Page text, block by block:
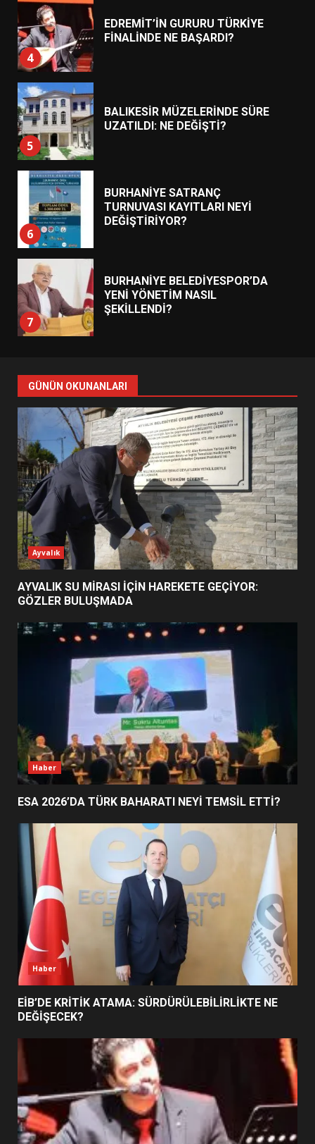
4
EDREMİT’İN GURURU TÜRKİYE
FİNALİNDE NE BAŞARDI?
5
BALIKESİR MÜZELERİNDE SÜRE
UZATILDI: NE DEĞİŞTİ?
6
BURHANİYE SATRANÇ
TURNUVASI KAYITLARI NEYİ
DEĞİŞTİRİYOR?
7
BURHANİYE BELEDİYESPOR’DA
YENİ YÖNETİM NASIL
ŞEKİLLENDİ?
1
HAREKETE GEÇİYOR: GÖZLER
BULUŞMADA
2
ESA 2026’DA TÜRK BAHARATI
NEYİ TEMSİL ETTİ?
3
EİB’DE KRİTİK ATAMA:
SÜRDÜRÜLEBİLİRLİKTE NE
DEĞİŞECEK?
EDREMİT’İN GURURU TÜRKİYE
FİNALİNDE NE BAŞARDI?
5
BALIKESİR MÜZELERİNDE SÜRE
UZATILDI: NE DEĞİŞTİ?
6
BURHANİYE SATRANÇ
TURNUVASI KAYITLARI NEYİ
DEĞİŞTİRİYOR?
7
BURHANİYE BELEDİYESPOR’DA
YENİ YÖNETİM NASIL
ŞEKİLLENDİ?
GÜNÜN OKUNANLARI
Ayvalık
AYVALIK SU MİRASI İÇİN HAREKETE GEÇİYOR:
GÖZLER BULUŞMADA
Haber
ESA 2026’DA TÜRK BAHARATI NEYİ TEMSİL ETTİ?
Haber
EİB’DE KRİTİK ATAMA: SÜRDÜRÜLEBİLİRLİKTE NE
DEĞİŞECEK?